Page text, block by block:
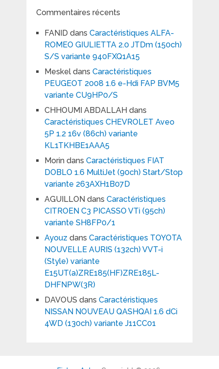
Commentaires récents
FANID dans Caractéristiques ALFA-
ROMEO GIULIETTA 2.0 JTDm (150ch)
S/S variante 940FXQ1A15
Meskeldans Caractéristiques
PEUGEOT 2008 1.6 e-Hdi FAP BVM5
variante CU9HP0/S
CHHOUMI ABDALLAH dans
Caractéristiques CHEVROLET Aveo
5P 1.2 16v (86ch) variante
KL1TKHBE1AAA5
Morindans Caractéristiques FIAT
DOBLO 1.6 MultiJet (90ch) Start/Stop
variante 263AXH1B07D
AGUILLON dans Caractéristiques
CITROEN C3 PICASSO VTi (95ch)
variante SH8FP0/1
Ayouz dans Caractéristiques TOYOTA
NOUVELLE AURIS (132ch) VVT-i
(Style) variante
E15UT(a)ZRE185(HF)ZRE185L-
DHFNPW(3R)
DAVOUS dans Caractéristiques
NISSAN NOUVEAU QASHQAI 1.6 dCi
4WD (130ch) variante J11CC01